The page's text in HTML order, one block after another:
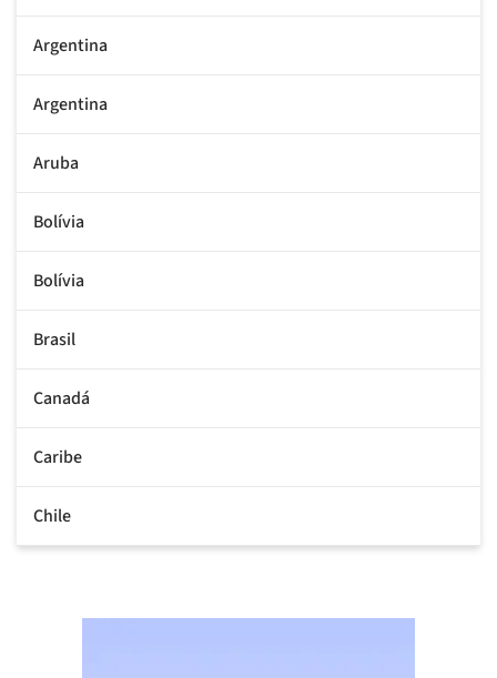
Argentina
Argentina
Aruba
Bolívia
Bolívia
Brasil
Canadá
Caribe
Chile